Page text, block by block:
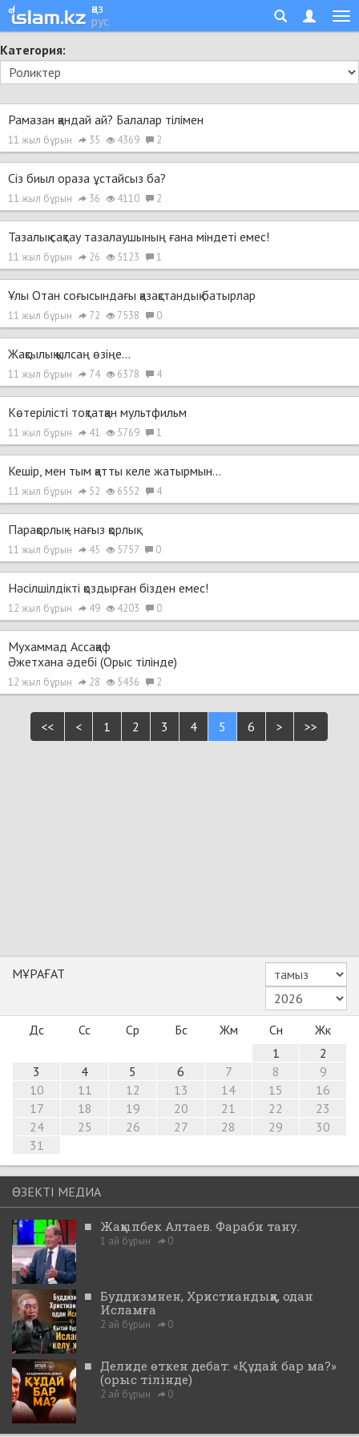
қаз
рус
Категория:
Рамазан қандай ай? Балалар тілімен
11 жыл бұрын 35 4369 2
Cіз биыл ораза ұстайсыз ба?
11 жыл бұрын 36 4110 2
Тазалық сақтау тазалаушының ғана міндеті емес!
11 жыл бұрын 26 5123 1
Ұлы Отан соғысындағы қазақстандық батырлар
11 жыл бұрын 72 7538 0
Жақсылық қылсаң өзіңе...
11 жыл бұрын 74 6378 4
Көтерілісті тоқтатқан мультфильм
11 жыл бұрын 41 5769 1
Кешір, мен тым қатты келе жатырмын...
11 жыл бұрын 52 6552 4
Парақорлық - нағыз қорлық
11 жыл бұрын 45 5757 0
Нәсілшілдікті қоздырған бізден емес!
12 жыл бұрын 49 4203 0
Мухаммад Ассақаф
Әжетхана әдебі (Орыс тілінде)
12 жыл бұрын 28 5436 2
<< < 1 2 3 4 5 6 > >>
МҰРАҒАТ
Дс Сс Ср Бс Жм Сн
Жк
1
2
3
4 5 6 7 8
9
10
11 12 13 14 15
16
17
18 19 20 21 22
23
24
25 26 27 28 29
30
31
ӨЗЕКТІ МЕДИА
■ Жақыпбек Алтаев. Фараби тану.
1 ай бұрын 0
■ Буддизмнен, Христиандыққа, одан
Исламға
2 ай бұрын 0
■ Делиде өткен дебат: «Құдай бар ма?»
(орыс тілінде)
2 ай бұрын 0